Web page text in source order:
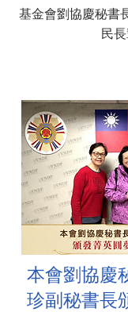
基金會劉協慶秘書
民長
本會劉協慶
珍副秘書長